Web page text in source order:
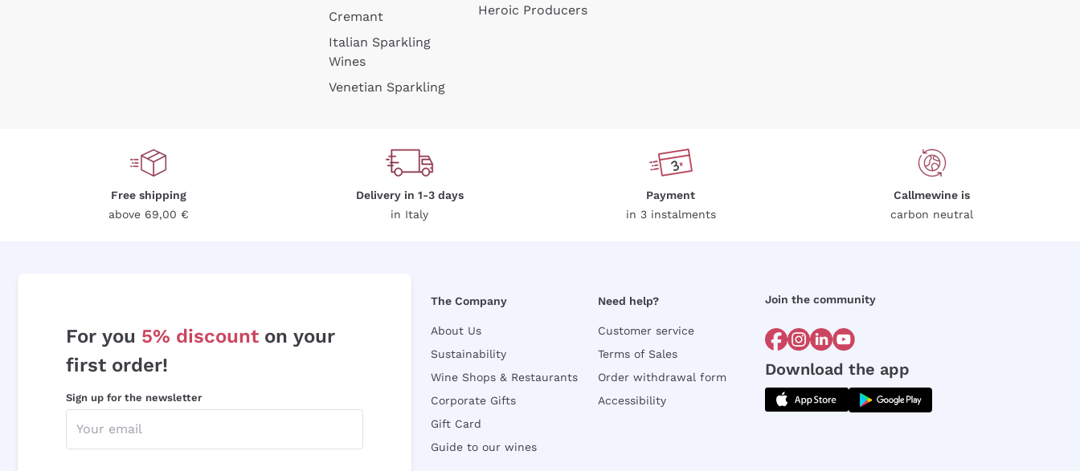
Cremant
Italian Sparkling
Wines
Venetian Sparkling
Heroic Producers
Free shipping
above 69,00 €
Delivery in 1-3 days
in Italy
Payment
in 3 instalments
Callmewine is
carbon neutral
For you 5% discount on your
first order!
Sign up for the newsletter
The Company
About Us
Sustainability
Wine Shops & Restaurants
Corporate Gifts
Gift Card
Guide to our wines
Need help?
Customer service
Terms of Sales
Order withdrawal form
Accessibility
Join the community
Download the app